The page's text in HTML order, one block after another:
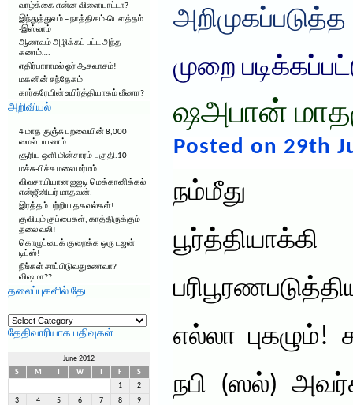
வாழ்க்கை என்ன விளையாட்டா?
இந்துத்துவம் – நாத்திகம்-பௌத்தம்
-இஸ்லாம்
ஆணவம் அழிக்கப் பட்ட அந்த
கணம்….
எதிர்பாராமல் ஓர் ஆசுவாசம்!
மகனின் சந்தேகம்
கார்கரேயின் உயிர்த்தியாகம் வீணா?
அறிவியல்
4 மாத குஞ்சு பறவையின் 8,000
மைல் பயணம்
சூரிய ஒளி மின்சாரம்-பகுதி.10
மச்சு-பிச்சு மலை மர்மம்
விவசாயியான ஐஐடி மெக்கானிக்கல்
என்ஜீனியர் மாதவன்.
இரத்தம் பற்றிய தகவல்கள்!
குவியும் குப்பைகள், காத்திருக்கும்
தலை வலி!
கொழுப்பைக் குறைக்க ஒரு டஜன்
டிப்ஸ்!
நீங்கள் சாப்பிடுவது உணவா?
விஷமா??
தலைப்புகளில் தேட
தலைப்புகளில்
தேட
தேதிவாரியாக பதிவுகள்
June 2012
S
M W F
S
1
2
3 4 5 6 7 8 9
அறிமுகப்படுத்த
முறை
ஷஅபான்
Posted on 29th
நம்மீது
எல்லா புகழும்!
நபி (ஸல்)